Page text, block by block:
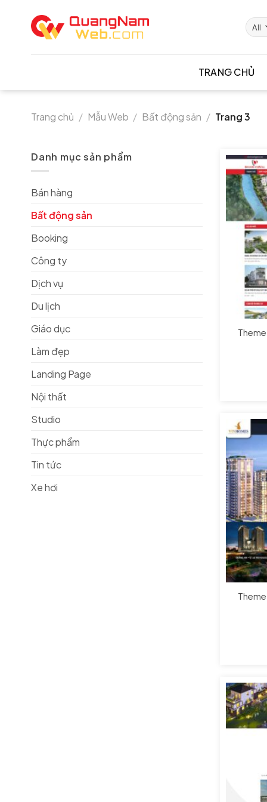
content
TRANG CHỦ
Trang chủ / Mẫu Web / Bất động sản / Trang 3
Danh mục sản phẩm
Bán hàng
Bất động sản
Booking
Công ty
Dịch vụ
Du lịch
Giáo dục
Làm đẹp
Landing Page
Nội thất
Studio
Thực phẩm
Tin tức
Xe hơi